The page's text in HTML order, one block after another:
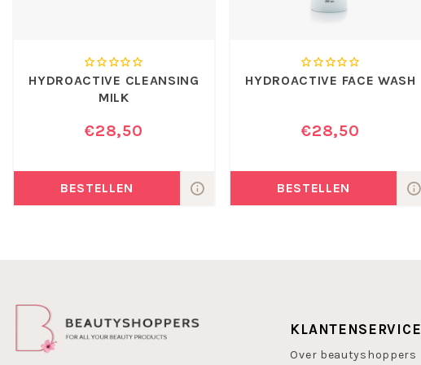
HYDROACTIVE CLEANSING
MILK
€28,50
BESTELLEN
HYDROACTIVE FACE WASH
€28,50
BESTELLEN
KLANTENSERVICE
Over beautyshoppers